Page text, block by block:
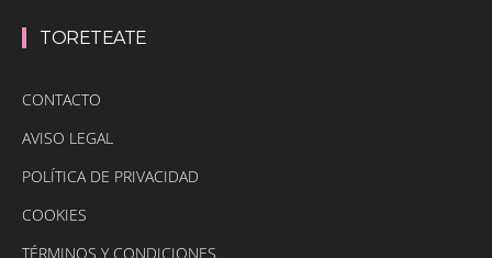
TORETEATE
CONTACTO
AVISO LEGAL
POLÍTICA DE PRIVACIDAD
COOKIES
TÉRMINOS Y CONDICIONES